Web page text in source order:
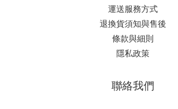
運送服務方式
退換貨須知與售後
條款與細則
隱私政策
聯絡我們